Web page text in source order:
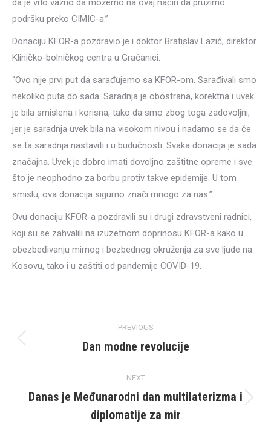
da je vrlo važno da možemo na ovaj način da pružimo
podršku preko CIMIC-a.”
Donaciju KFOR-a pozdravio je i doktor Bratislav Lazić, direktor
Kliničko-bolničkog centra u Gračanici:
“Ovo nije prvi put da sarađujemo sa KFOR-om. Sarađivali smo
nekoliko puta do sada. Saradnja je obostrana, korektna i uvek
je bila smislena i korisna, tako da smo zbog toga zadovoljni,
jer je saradnja uvek bila na visokom nivou i nadamo se da će
se ta saradnja nastaviti i u budućnosti. Svaka donacija je sada
značajna. Uvek je dobro imati dovoljno zaštitne opreme i sve
što je neophodno za borbu protiv takve epidemije. U tom
smislu, ova donacija sigurno znači mnogo za nas.”
Ovu donaciju KFOR-a pozdravili su i drugi zdravstveni radnici,
koji su se zahvalili na izuzetnom doprinosu KFOR-a kako u
obezbeđivanju mirnog i bezbednog okruženja za sve ljude na
Kosovu, tako i u zaštiti od pandemije COVID-19.
navigation
PREVIOUS
Previous
Dan modne revolucije
NEXT
Next
post:
Danas je Međunarodni dan multilaterizma i
diplomatije za mir